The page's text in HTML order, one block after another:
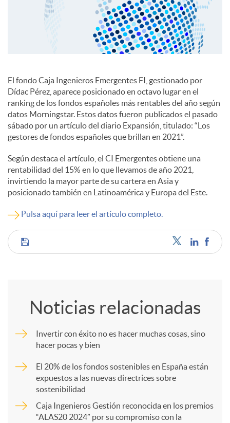
d
e
c
o
n
t
d
o
El fondo Caja Ingenieros Emergentes FI, gestionado por
Dídac Pérez, aparece posicionado en octavo lugar en el
ranking de los fondos españoles más rentables del año según
datos Morningstar. Estos datos fueron publicados el pasado
sábado por un artículo del diario Expansión, titulado: “Los
gestores de fondos españoles que brillan en 2021”.
Según destaca el artículo, el CI Emergentes obtiene una
rentabilidad del 15% en lo que llevamos de año 2021,
invirtiendo la mayor parte de su cartera en Asia y
posicionado también en Latinoamérica y Europa del Este.
Pulsa aquí para leer el artículo completo.
C
m
Noticias relacionadas
Invertir con éxito no es hacer muchas cosas, sino
hacer pocas y bien
El 20% de los fondos sostenibles en España están
expuestos a las nuevas directrices sobre
sostenibilidad
Caja Ingenieros Gestión reconocida en los premios
“ALAS20 2024” por su compromiso con la